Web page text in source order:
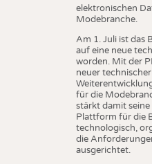
elektronischen
Modebranche.
Am 1. Juli ist das
auf eine neue
worden. Mit der
neuer
für die
stärkt damit
Plattform für die
technologisch,
die
ausgerichtet.